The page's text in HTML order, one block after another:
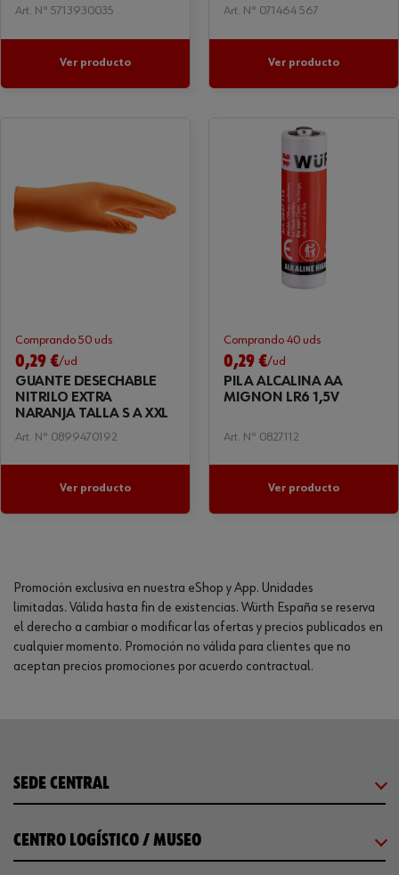
Art. Nº 5713930035
Ver producto
Art. Nº 071464 567
Ver producto
Comprando 50 uds
0,29 €/ud
GUANTE DESECHABLE
NITRILO EXTRA
NARANJA TALLA S A XXL
Art. Nº 0899470192
Ver producto
Comprando 40 uds
0,29 €/ud
PILA ALCALINA AA
MIGNON LR6 1,5V
Art. Nº 0827112
Ver producto
Promoción exclusiva en nuestra eShop y App. Unidades
limitadas. Válida hasta fin de existencias. Würth España se reserva
el derecho a cambiar o modificar las ofertas y precios publicados en
cualquier momento. Promoción no válida para clientes que no
aceptan precios promociones por acuerdo contractual.
SEDE CENTRAL
CENTRO LOGÍSTICO / MUSEO